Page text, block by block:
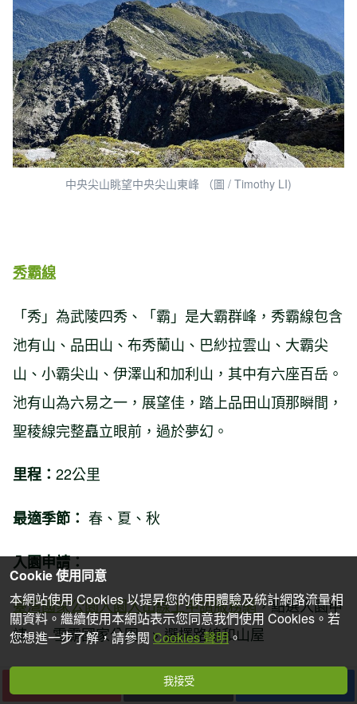
中央尖山眺望中央尖山東峰 （圖 / Timothy LI)
秀霸線
「秀」為武陵四秀、「霸」是大霸群峰，秀霸線包含
池有山、品田山、布秀蘭山、巴紗拉雲山、大霸尖
山、小霸尖山、伊澤山和加利山，其中有六座百岳。
池有山為六易之一，展望佳，踏上品田山頂那瞬間，
聖稜線完整矗立眼前，過於夢幻。
里程： 22公里
最適季節： 春、夏、秋
入園申請：
臺灣國家公園入園入山線上申請服務網，點選入園申
請 >> 雪霸國家公園 >> 選擇路線和山屋
入園日前5日至入園日前2個月每日07:00-23:00 提出
下一篇
Cookie 使用同意
本網站使用 Cookies 以提昇您的使用體驗及統計網路流量相
關資料。繼續使用本網站表示您同意我們使用 Cookies。若
您想進一步了解，請參閱 Cookies 聲明。
我接受